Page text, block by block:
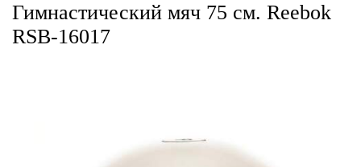
Гимнастический мяч 75 см. Reebok
RSB-16017